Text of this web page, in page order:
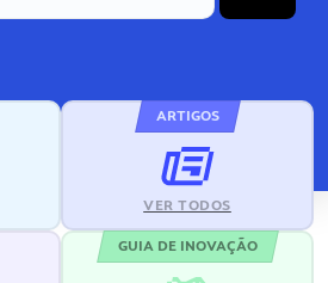
ARTIGOS
VER TODOS
GUIA DE INOVAÇÃO